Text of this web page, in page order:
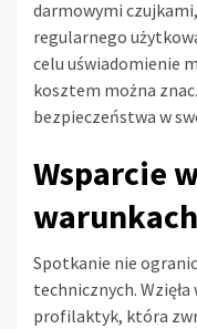
darmowymi
regularnego
celu uświadomienie
kosztem można
bezpieczeństwa w
Wsparcie
Spotkanie nie
technicznych.
profilaktyk, która